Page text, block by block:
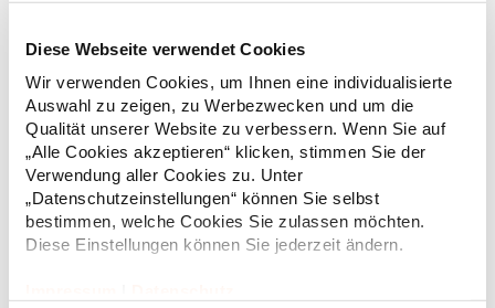
Diese Webseite verwendet Cookies
Wir verwenden Cookies, um Ihnen eine individualisierte
Auswahl zu zeigen, zu Werbezwecken und um die
Qualität unserer Website zu verbessern. Wenn Sie auf
„Alle Cookies akzeptieren“ klicken, stimmen Sie der
Verwendung aller Cookies zu. Unter
„Datenschutzeinstellungen“ können Sie selbst
bestimmen, welche Cookies Sie zulassen möchten.
Diese Einstellungen können Sie jederzeit ändern.
Strapazierfähiges Polohemd aus Mischgewebe Overlock-Nähte
mit Polyfilm für Formstabilität Flachstrick-Kragen und
Ärmelbündchen in Rippstrick Doppelnähte an Schultern
Verstärkte Nähte an stark beanspruchten Stellen Neutrales
Etikett im Kragen für die einfache Veredelung/Personalisierung
Verstärkte Knopfleiste mit drei Knöpfen Aufgesetzte
Brusttasche mit Knopfverschluss Verstärkte Seitenschlitze
Eigenschaften, Atmungsaktivität und Verzugkontrolle Weicher,
ab16,05 € *
* Preise inkl. gesetzlicher Mwst. +Versandkosten *